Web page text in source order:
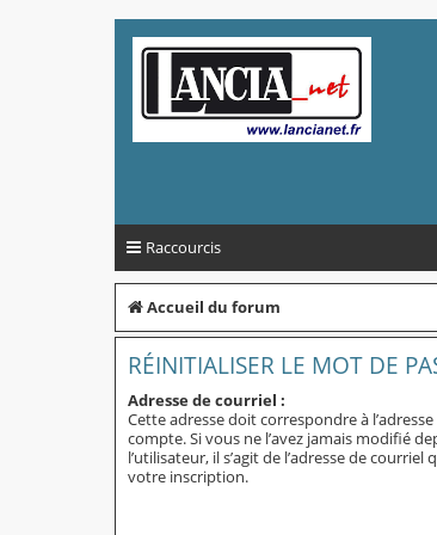
Raccourcis
Accueil du forum
RÉINITIALISER LE MOT DE
Adresse de courriel :
Cette adresse doit correspondre à
compte. Si vous ne l’avez jamais modifié
l’utilisateur, il s’agit de l’adresse de
votre inscription.